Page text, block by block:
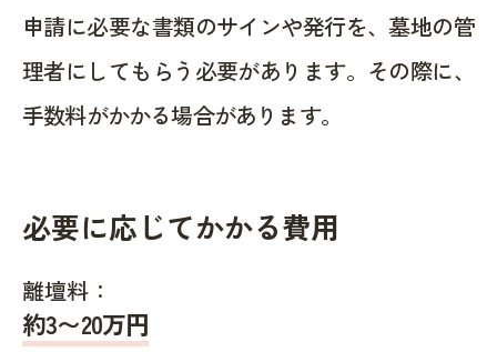
申請に必要な書類のサインや発行を、墓地の管
理者にしてもらう必要があります。その際に、
手数料がかかる場合があります。
必要に応じてかかる費用
離壇料：
約3〜20万円